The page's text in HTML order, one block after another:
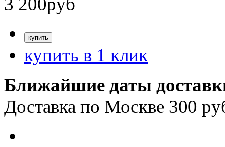
купить в 1 клик
Ближайшие даты
Доставка по Москве 300